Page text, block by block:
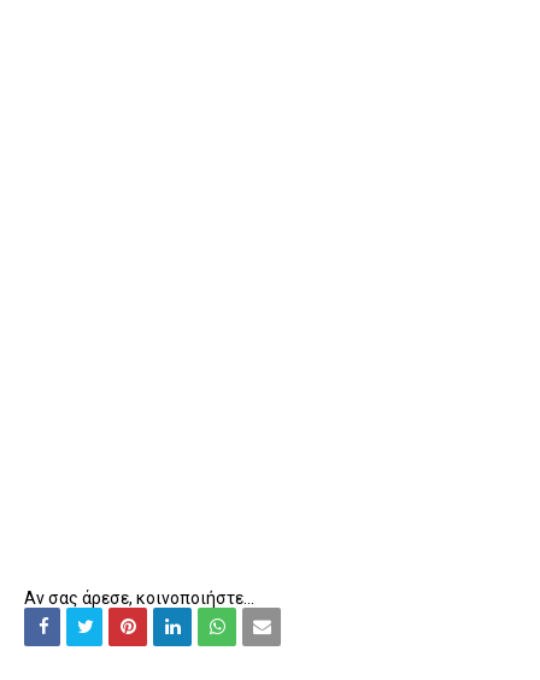
Αν σας άρεσε, κοινοποιήστε...